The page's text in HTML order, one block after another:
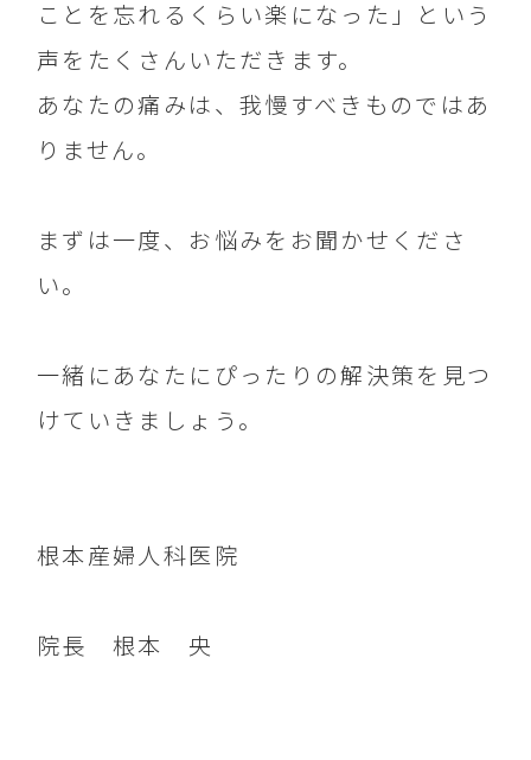
ことを忘れるくらい楽になった」という
声をたくさんいただきます。
あなたの痛みは、我慢すべきものではあ
りません。
まずは一度、お悩みをお聞かせくださ
い。
一緒にあなたにぴったりの解決策を見つ
けていきましょう。
根本産婦人科医院
院長 根本 央